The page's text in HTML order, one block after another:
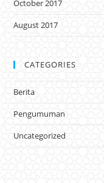
October 2017
August 2017
CATEGORIES
Berita
Pengumuman
Uncategorized